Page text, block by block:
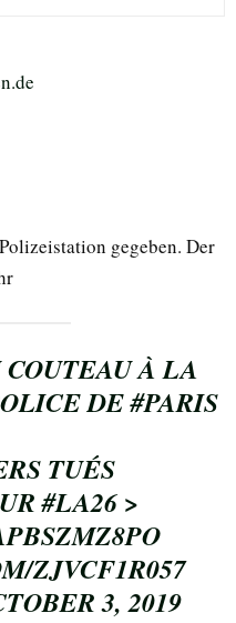
gegeben. Der
COUTEAU À LA
DE#PARIS
TUÉS
#LA26 >
ZJVCF1R057
3, 2019